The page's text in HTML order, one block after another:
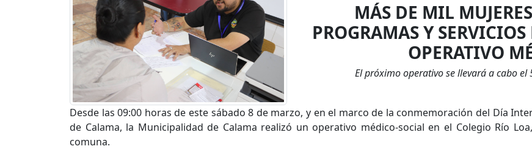
MÁS DE MIL
PROGRAMAS Y
OPERATIVO
El próximo operativo se llevará a cabo
Desde las 09:00 horas de este sábado 8 de marzo, y en el marco de la conmemoración del Día
de Calama, la Municipalidad de Calama realizó un operativo médico-social en el Colegio Río
comuna.